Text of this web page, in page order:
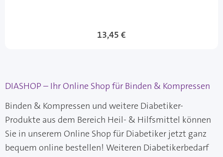
13,45 €
DIASHOP – Ihr Online Shop für Binden & Kompressen
Binden & Kompressen und weitere Diabetiker-
Produkte aus dem Bereich Heil- & Hilfsmittel können
Sie in unserem Online Shop für Diabetiker jetzt ganz
bequem online bestellen! Weiteren Diabetikerbedarf